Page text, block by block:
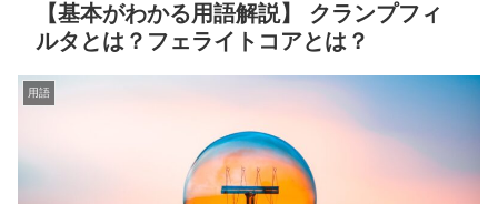
【基本がわかる用語解説】 クランプフィ
ルタとは？フェライトコアとは？
用語